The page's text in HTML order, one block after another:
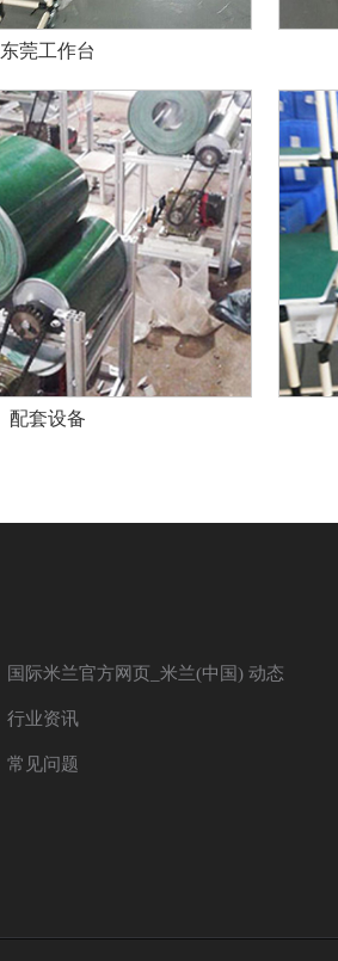
东莞工作台
配套设备
国际米兰官方网页_米兰(中国) 动态
行业资讯
常见问题